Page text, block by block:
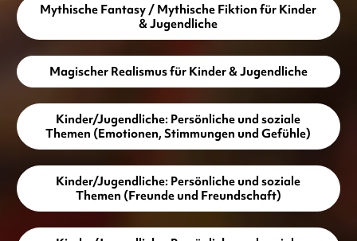
Mythische Fantasy / Mythische Fiktion für Kinder
& Jugendliche
Magischer Realismus für Kinder & Jugendliche
Kinder/Jugendliche: Persönliche und soziale
Themen (Emotionen, Stimmungen und Gefühle)
Kinder/Jugendliche: Persönliche und soziale
Themen (Freunde und Freundschaft)